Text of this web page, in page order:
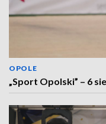
OPOLE
„Sport Opolski” – 6